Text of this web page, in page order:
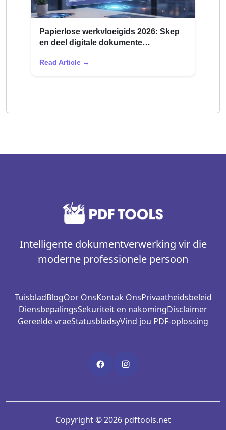
Papierlose werkvloeigids 2026: Skep
en deel digitale dokumente
Read Article →
Intelligente dokumentverwerking vir die
moderne professionele persoon
TuisbladBlogOor OnsKontak OnsPrivaatheidsbeleid
DiensbepalingsSekuriteit en nakomingDisclaimer
Gereelde vraeStatusbladsyVind jou PDF-oplossing
Copyright © 2026 pdftools.net